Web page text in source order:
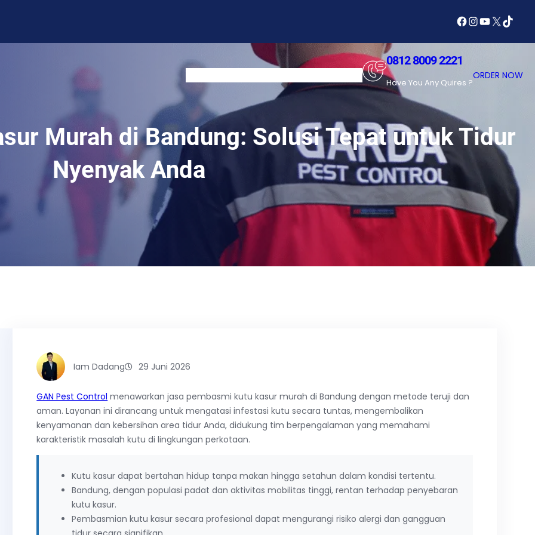
Facebook
Instagram
YouTube
X TikTok
0812 8009 2221
Have You Any Quires ?
ORDER NOW
Murah di Bandung: Solusi Tepat untuk Tidur
Nyenyak Anda
Iam Dadang 29 Juni 2026
GAN Pest Control menawarkan jasa pembasmi kutu kasur murah di Bandung dengan metode teruji dan
aman. Layanan ini dirancang untuk mengatasi infestasi kutu secara tuntas, mengembalikan
kenyamanan dan kebersihan area tidur Anda, didukung tim berpengalaman yang memahami
karakteristik masalah kutu di lingkungan perkotaan.
Kutu kasur dapat bertahan hidup tanpa makan hingga setahun dalam kondisi tertentu.
Bandung, dengan populasi padat dan aktivitas mobilitas tinggi, rentan terhadap penyebaran
kutu kasur.
Pembasmian kutu kasur secara profesional dapat mengurangi risiko alergi dan gangguan